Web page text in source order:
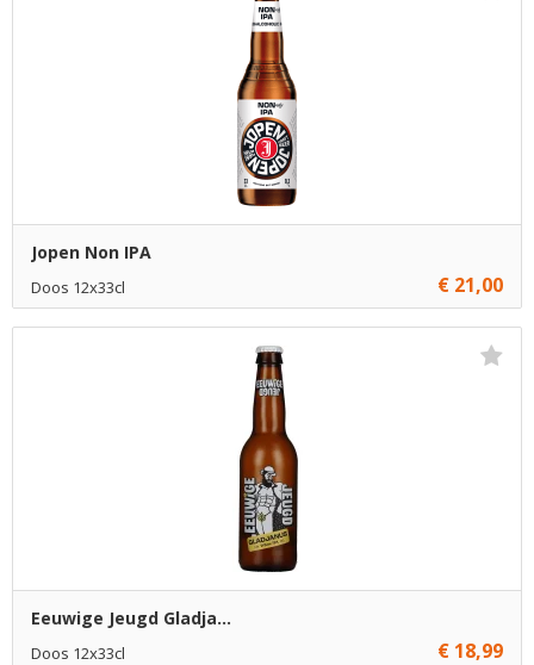
Jopen Non IPA
Doos 12x33cl € 21,00
Eeuwige Jeugd Gladja...
Doos 12x33cl € 18,99